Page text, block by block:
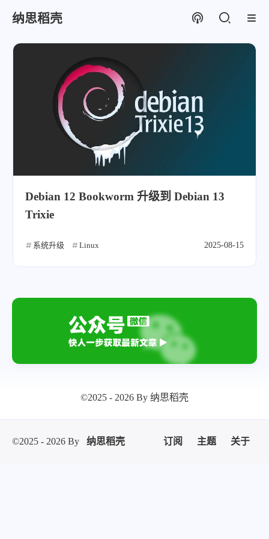
纳思稻壳
Debian 12 Bookworm 升级到 Debian 13
Trixie
系统升级 Linux 2025-08-15
©2025 - 2026 By 纳思稻壳
©2025 - 2026 By 纳思稻壳 订阅 主题 关于